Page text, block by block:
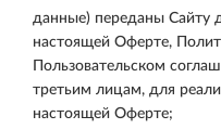
данные) переданы Сайту
настоящей Оферте,
Пользовательском
третьим лицам, для
настоящей Оферте;